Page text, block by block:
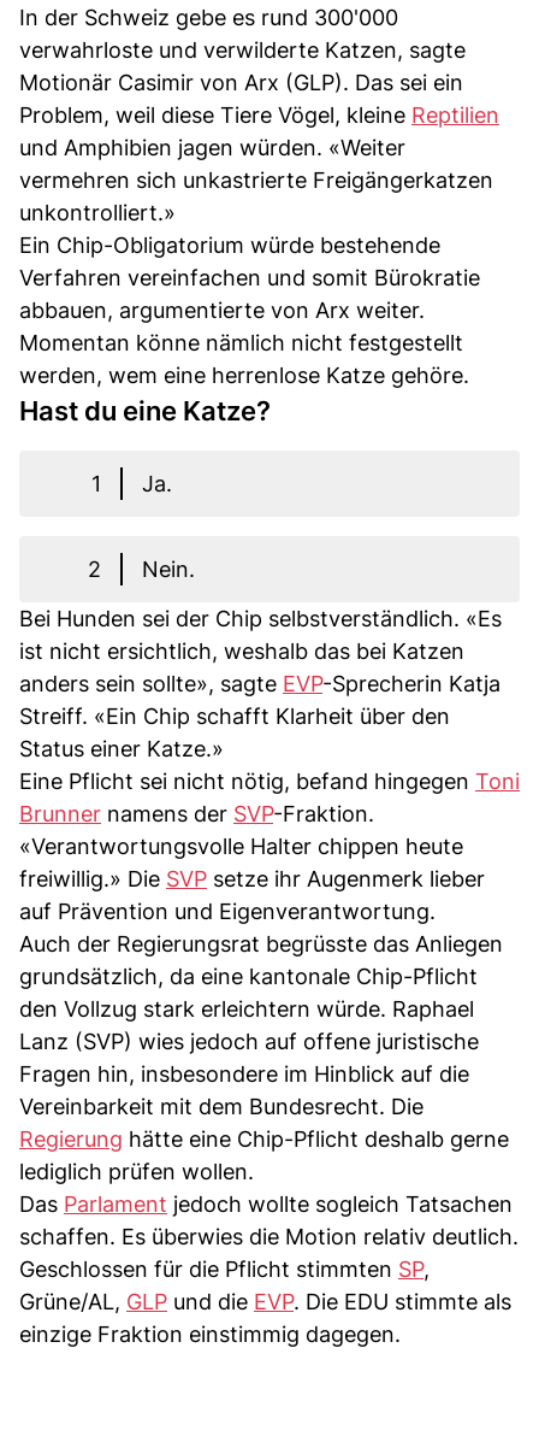
In der Schweiz gebe es rund 300'000
verwahrloste und verwilderte Katzen, sagte
Motionär Casimir von Arx (GLP). Das sei ein
Problem, weil diese Tiere Vögel, kleine Reptilien
und Amphibien jagen würden. «Weiter
vermehren sich unkastrierte Freigängerkatzen
unkontrolliert.»
Ein Chip-Obligatorium würde bestehende
Verfahren vereinfachen und somit Bürokratie
abbauen, argumentierte von Arx weiter.
Momentan könne nämlich nicht festgestellt
werden, wem eine herrenlose Katze gehöre.
Hast du eine Katze?
1 Ja.
2
Nein.
Bei Hunden sei der Chip selbstverständlich. «Es
ist nicht ersichtlich, weshalb das bei Katzen
anders sein sollte», sagte EVP-Sprecherin Katja
Streiff. «Ein Chip schafft Klarheit über den
Status einer Katze.»
Eine Pflicht sei nicht nötig, befand hingegen Toni
Brunner namens der SVP-Fraktion.
«Verantwortungsvolle Halter chippen heute
freiwillig.» Die SVP setze ihr Augenmerk lieber
auf Prävention und Eigenverantwortung.
Auch der Regierungsrat begrüsste das Anliegen
grundsätzlich, da eine kantonale Chip-Pflicht
den Vollzug stark erleichtern würde. Raphael
Lanz (SVP) wies jedoch auf offene juristische
Fragen hin, insbesondere im Hinblick auf die
Vereinbarkeit mit dem Bundesrecht. Die
Regierung hätte eine Chip-Pflicht deshalb gerne
lediglich prüfen wollen.
Das Parlament jedoch wollte sogleich Tatsachen
schaffen. Es überwies die Motion relativ deutlich.
Geschlossen für die Pflicht stimmten SP,
Grüne/AL, GLP und die EVP. Die EDU stimmte als
einzige Fraktion einstimmig dagegen.